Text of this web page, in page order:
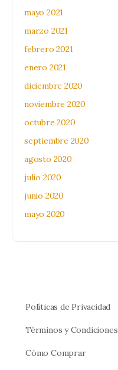
mayo 2021
marzo 2021
febrero 2021
enero 2021
diciembre 2020
noviembre 2020
octubre 2020
septiembre 2020
agosto 2020
julio 2020
junio 2020
mayo 2020
Políticas de Privacidad
Términos y Condiciones
Cómo Comprar